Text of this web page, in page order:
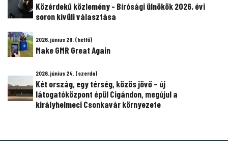
Közérdekű közlemény - Bírósági ülnökök 2026. évi
soron kívüli választása
2026. június 29. (hétfő)
Make GMR Great Again
2026. június 24. (szerda)
Két ország, egy térség, közös jövő – új
látogatóközpont épül Cigándon, megújul a
királyhelmeci Csonkavár környezete